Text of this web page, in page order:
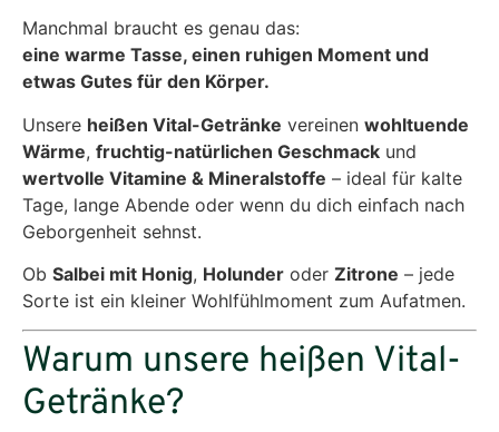
Manchmal braucht es genau das:
eine warme Tasse, einen ruhigen Moment und
etwas Gutes für den Körper.
Unsere heißen Vital-Getränke vereinen wohltuende
Wärme, fruchtig-natürlichen Geschmack und
wertvolle Vitamine & Mineralstoffe – ideal für kalte
Tage, lange Abende oder wenn du dich einfach nach
Geborgenheit sehnst.
Ob Salbei mit Honig, Holunder oder Zitrone – jede
Sorte ist ein kleiner Wohlfühlmoment zum Aufatmen.
Warum unsere heißen Vital-
Getränke?